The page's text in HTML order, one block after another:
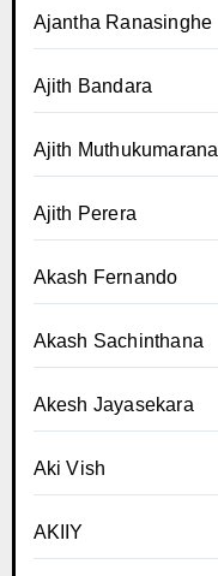
Ajantha Ranasinghe
Ajith Bandara
Ajith Muthukumarana
Ajith Perera
Akash Fernando
Akash Sachinthana
Akesh Jayasekara
Aki Vish
AKIIY